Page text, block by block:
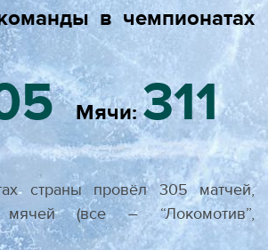
в чемпионатах
Мячи:311
страны провёл 305 матчей,
(все – “Локомотив”,